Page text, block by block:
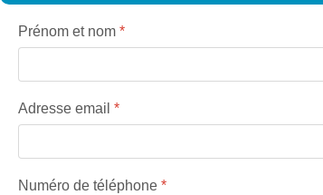
Prénom et nom *
Adresse email *
Numéro de téléphone *